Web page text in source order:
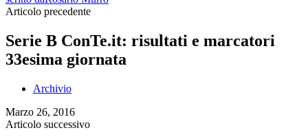
Articolo precedente
Serie B ConTe.it: risultati e marcatori
33esima giornata
Archivio
Marzo 26, 2016
Articolo successivo